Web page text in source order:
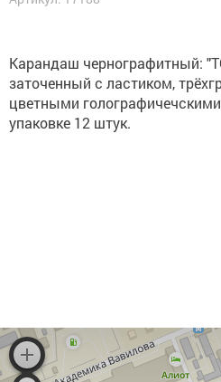
Карандаш чернографитный:
заточенный с ластиком,
цветными
упаковке 12 штук.